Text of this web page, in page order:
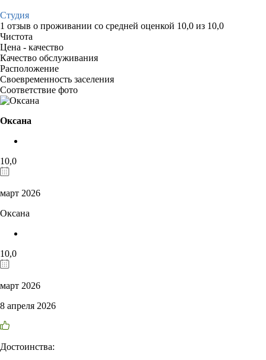
Студия
1 отзыв о проживании со средней оценкой 10,0 из 10,0
Чистота
Цена - качество
Качество обслуживания
Расположение
Своевременность заселения
Соответствие фото
Оксана
10,0
март 2026
Оксана
10,0
март 2026
8 апреля 2026
Достоинства: